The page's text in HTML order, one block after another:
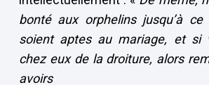
bonté aux orphelins jusqu’à
soient aptes au mariage, et si
chez eux de la droiture, alors
avoirs